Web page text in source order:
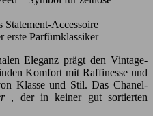
Statement-Accessoire
erste Parfümklassiker
Eleganz prägt den Vintage-
Komfort mit Raffinesse und
Klasse und Stil. Das Chanel-
, der in keiner gut sortierten